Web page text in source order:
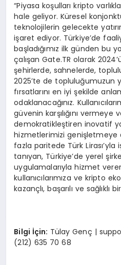
“Piyasa koşulları kripto
hale geliyor. Küresel
teknolojilerin gelecekte
işaret ediyor. Türkiye’de
başladığımız ilk günden bu
çalışan Gate.TR olarak
şehirlerde, sahnelerde,
2025’te de topluluğumuzun
fırsatlarını en iyi şekilde
odaklanacağınız.
güvenin karşılığını vermeye
demokratikleştiren inovatif
hizmetlerimizi genişletmeye
fazla paritede Türk
tanıyan, Türkiye’de yerel
uygulamalarıyla hizmet
kullanıcılarımıza ve kripto
kazançlı, başarılı ve sağlıklı
Bilgi İçin: Tülay Genç |
(212) 635 70 68